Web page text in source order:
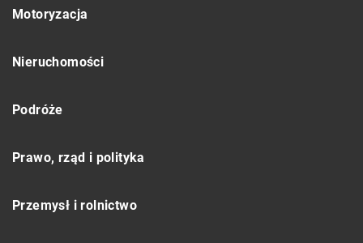
Motoryzacja
Nieruchomości
Podróże
Prawo, rząd i polityka
Przemysł i rolnictwo